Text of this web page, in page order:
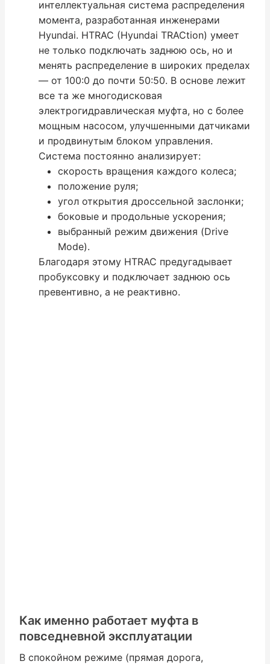
интеллектуальная система распределения
момента, разработанная инженерами
Hyundai. HTRAC (Hyundai TRACtion) умеет
не только подключать заднюю ось, но и
менять распределение в широких пределах
— от 100:0 до почти 50:50. В основе лежит
все та же многодисковая
электрогидравлическая муфта, но с более
мощным насосом, улучшенными датчиками
и продвинутым блоком управления.
Система постоянно анализирует:
скорость вращения каждого колеса;
положение руля;
угол открытия дроссельной заслонки;
боковые и продольные ускорения;
выбранный режим движения (Drive
Mode).
Благодаря этому HTRAC предугадывает
пробуксовку и подключает заднюю ось
превентивно, а не реактивно.
Как именно работает муфта в
повседневной эксплуатации
В спокойном режиме (прямая дорога,